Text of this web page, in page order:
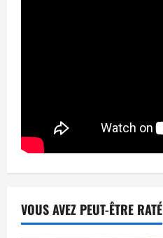
VOUS AVEZ PEUT-ÊTRE RATÉ